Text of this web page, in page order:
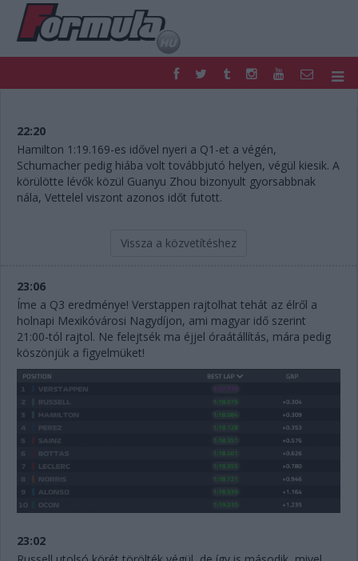
FORMULA
NEMZETKÖZI
HAZAI
RETRO
EGYÉB
PODCAST
SHOP
LIVE
TIPPJÁTÉK
22:20
Hamilton 1:19.169-es idővel nyeri a Q1-et a végén,
Schumacher pedig hiába volt továbbjutó helyen, végül kiesik. A
körülötte lévők közül Guanyu Zhou bizonyult gyorsabbnak
nála, Vettelel viszont azonos időt futott.
Vissza a közvetítéshez
23:06
Íme a Q3 eredménye! Verstappen rajtolhat tehát az élről a
holnapi Mexikóvárosi Nagydíjon, ami magyar idő szerint
21:00-tól rajtol. Ne felejtsék ma éjjel óraátállítás, mára pedig
köszönjük a figyelmüket!
23:02